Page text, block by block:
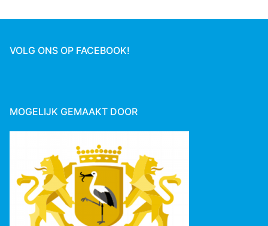
VOLG ONS OP FACEBOOK!
MOGELIJK GEMAAKT DOOR